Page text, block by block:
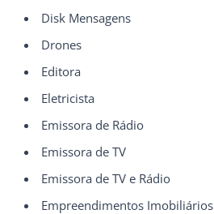
Disk Mensagens
Drones
Editora
Eletricista
Emissora de Rádio
Emissora de TV
Emissora de TV e Rádio
Empreendimentos Imobiliários